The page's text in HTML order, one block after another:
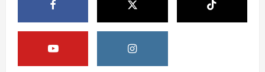
Pemerintah Perkuat Ekosistem Media
Digital Nasional Hadapi Perang
Algoritma AI
August 6, 2026